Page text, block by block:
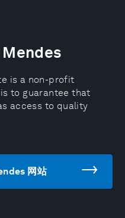
is a non-profit
to guarantee that
access to quality
网站